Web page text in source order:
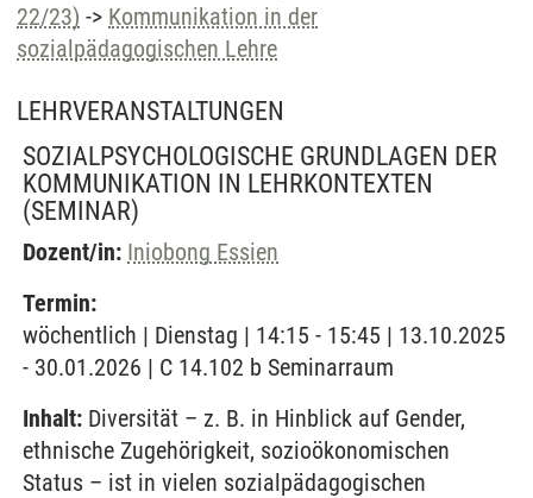
22/23) -> Kommunikation in der
sozialpädagogischen Lehre
LEHRVERANSTALTUNGEN
SOZIALPSYCHOLOGISCHE GRUNDLAGEN DER
KOMMUNIKATION IN LEHRKONTEXTEN
(SEMINAR)
Dozent/in: Iniobong Essien
Termin:
wöchentlich | Dienstag | 14:15 - 15:45 | 13.10.2025
- 30.01.2026 | C 14.102 b Seminarraum
Inhalt: Diversität – z. B. in Hinblick auf Gender,
ethnische Zugehörigkeit, sozioökonomischen
Status – ist in vielen sozialpädagogischen